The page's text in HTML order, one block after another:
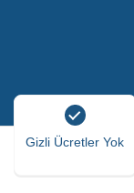
Gizli Ücretler Yok